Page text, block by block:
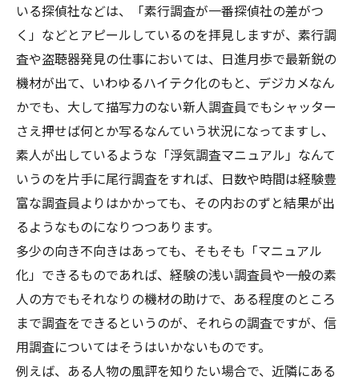
いる探偵社などは、「素行調査が一番探偵社の差がつ
く」などとアピールしているのを拝見しますが、素行調
査や盗聴器発見の仕事においては、日進月歩で最新鋭の
機材が出て、いわゆるハイテク化のもと、デジカメなん
かでも、大して描写力のない新人調査員でもシャッター
さえ押せば何とか写るなんていう状況になってますし、
素人が出しているような「浮気調査マニュアル」なんて
いうのを片手に尾行調査をすれば、日数や時間は経験豊
富な調査員よりはかかっても、その内おのずと結果が出
るようなものになりつつあります。
多少の向き不向きはあっても、そもそも「マニュアル
化」できるものであれば、経験の浅い調査員や一般の素
人の方でもそれなりの機材の助けで、ある程度のところ
まで調査をできるというのが、それらの調査ですが、信
用調査についてはそうはいかないものです。
例えば、ある人物の風評を知りたい場合で、近隣にある